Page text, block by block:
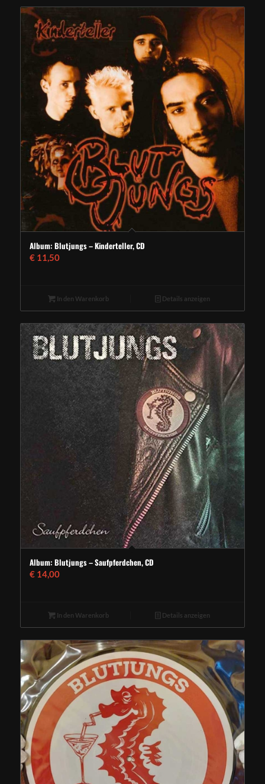
Album: Blutjungs – Kinderteller, CD
€11,50
In den Warenkorb Details anzeigen
Album: Blutjungs – Saufpferdchen, CD
€14,00
In den Warenkorb Details anzeigen